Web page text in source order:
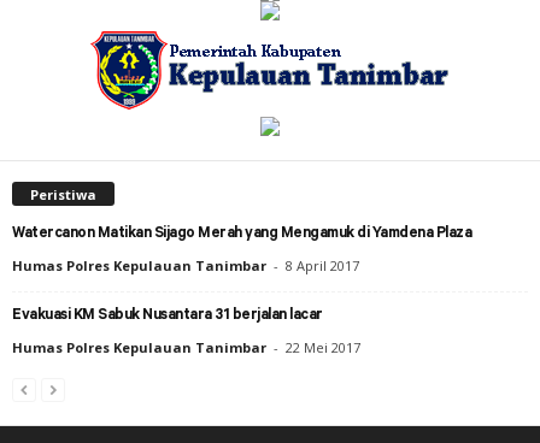
Peristiwa
Watercanon Matikan Sijago Merah yang Mengamuk di Yamdena Plaza
Humas Polres Kepulauan Tanimbar - 8 April 2017
Evakuasi KM Sabuk Nusantara 31 berjalan lacar
Humas Polres Kepulauan Tanimbar - 22 Mei 2017